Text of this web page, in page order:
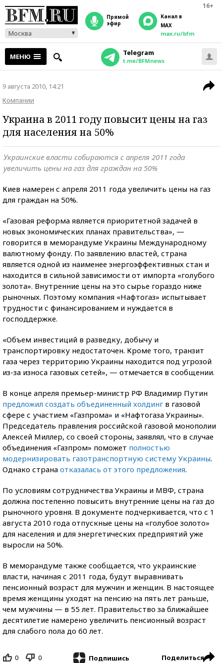
16+
Москва
прямой
эфир
Канал в
MAX
max.ru/bfm
МЕНЮ Telegram
t.me/BFMnews
9 августа 2010, 14:21
Компании
Украина в 2011 году повысит цены на газ
для населения на 50%
Украинские власти собираются с апреля 2011 года
увеличить цены на газ для граждан на 50%
Киев намерен с апреля 2011 года увеличить цены на газ
для граждан на 50%.
«Газовая реформа является приоритетной задачей в
новых экономических планах правительства», —
говорится в меморандуме Украины Международному
валютному фонду. По заявлению властей, страна
является одной из наименее энергоэффективных стан и
находится в сильной зависимости от импорта «голубого
золота». Внутренние цены на это сырье гораздо ниже
рыночных. Поэтому компания «Нафтогаз» испытывает
трудности с финансированием и нуждается в
господдержке.
«Объем инвестиций в разведку, добычу и
транспортировку недостаточен. Кроме того, транзит
газа через территорию Украины находится под угрозой
из-за износа газовых сетей», — отмечается в сообщении.
В конце апреля премьер-министр РФ Владимир Путин
предложил создать объединенный холдинг в газовой
сфере с участием «Газпрома» и «Нафтогаза Украины».
Председатель правления российской газовой монополии
Алексей Миллер, со своей стороны, заявлял, что в случае
объединения «Газпром» поможет полностью
модернизировать газотранспортную систему Украины.
Однако страна отказалась от этого предложения.
По условиям сотрудничества Украины и МВФ, страна
должна постепенно повысить внутренние цены на газ до
рыночного уровня. В документе подчеркивается, что с 1
августа 2010 года отпускные цены на «голубое золото»
для населения и для энергетических предприятий уже
выросли на 50%.
В меморандуме также сообщается, что украинские
власти, начиная с 2011 года, будут выравнивать
пенсионный возраст для мужчин и женщин. В настоящее
время женщины уходят на пенсию на пять лет раньше,
чем мужчины — в 55 лет. Правительство за ближайшее
десятилетие намерено увеличить пенсионный возраст
для слабого пола до 60 лет.
0 0 Подпишись Поделиться